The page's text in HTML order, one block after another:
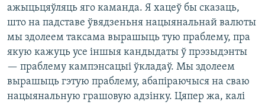
ажыцьцяўляць яго каманда. Я хацеў бы сказаць,
што на падставе ўвядзеньня нацыянальнай валюты
мы здолеем таксама вырашыць тую праблему, пра
якую кажуць усе іншыя кандыдаты ў прэзыдэнты
— праблему кампэнсацыі ўкладаў. Мы здолеем
вырашыць гэтую праблему, абапіраючыся на сваю
нацыянальную грашовую адзінку. Цяпер жа, калі